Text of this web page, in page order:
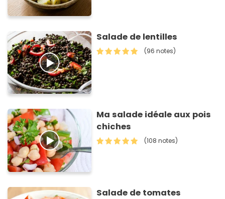
Salade de lentilles
(96 notes)
Ma salade idéale aux pois
chiches
(108 notes)
Salade de tomates